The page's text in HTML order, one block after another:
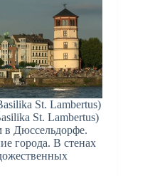
St. Lambertus)
St. Lambertus)
в Дюссельдорфе.
города. В стенах